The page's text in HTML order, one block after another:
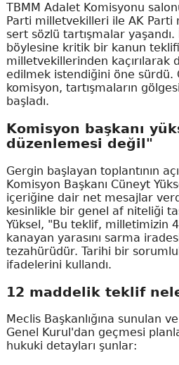
TBMM Adalet Komisyonu
Parti milletvekilleri ile AK Parti
sert sözlü tartışmalar
böylesine kritik bir kanun
milletvekillerinden kaçırılarak
edilmek istendiğini öne sürdü.
komisyon, tartışmaların
başladı.
Komisyon başkanı
düzenlemesi değil"
Gergin başlayan toplantının
Komisyon Başkanı Cüneyt
içeriğine dair net mesajlar
kesinlikle bir genel af niteliği
Yüksel, "Bu teklif, milletimizin
kanayan yarasını sarma
tezahürüdür. Tarihi bir
ifadelerini kullandı.
12 maddelik teklif
Meclis Başkanlığına sunulan
Genel Kurul'dan geçmesi
hukuki detayları şunlar: